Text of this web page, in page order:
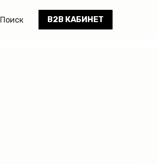
Поиск B2B КАБИНЕТ